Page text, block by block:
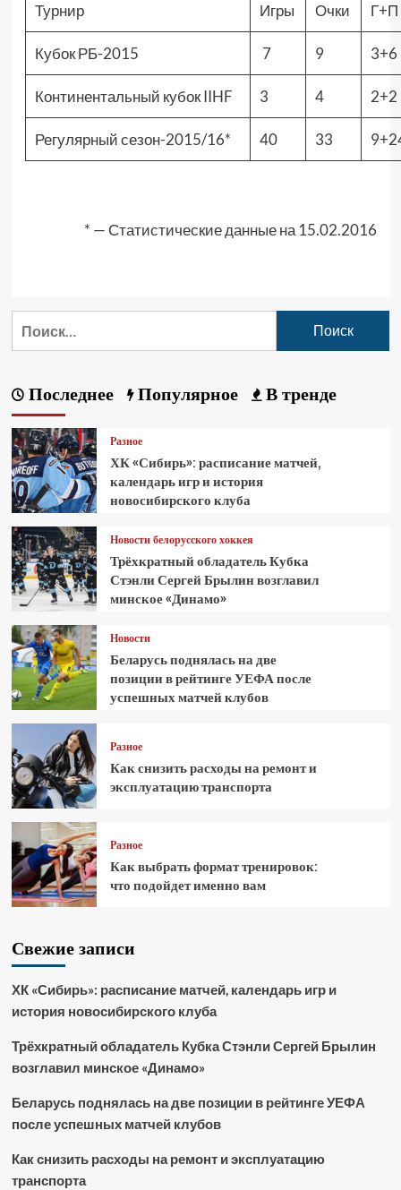
Турнир Игры Очки Г+П
Кубок РБ-2015 7 9 3+6
Континентальный кубок IIHF 3 4 2+2
Регулярный сезон-2015/16* 40 33
* — Статистические данные на 15.02.2016
Последнее Популярное В тренде
Разное
ХК «Сибирь»: расписание матчей,
календарь игр и история
новосибирского клуба
Новости белорусского хоккея
Трёхкратный обладатель Кубка
Стэнли Сергей Брылин возглавил
минское «Динамо»
Новости
Беларусь поднялась на две
позиции в рейтинге УЕФА после
успешных матчей клубов
Разное
Как снизить расходы на ремонт и
эксплуатацию транспорта
Разное
Как выбрать формат тренировок:
что подойдет именно вам
Свежие записи
ХК «Сибирь»: расписание матчей, календарь игр и
история новосибирского клуба
Трёхкратный обладатель Кубка Стэнли Сергей Брылин
возглавил минское «Динамо»
Беларусь поднялась на две позиции в рейтинге УЕФА
после успешных матчей клубов
Как снизить расходы на ремонт и эксплуатацию
транспорта